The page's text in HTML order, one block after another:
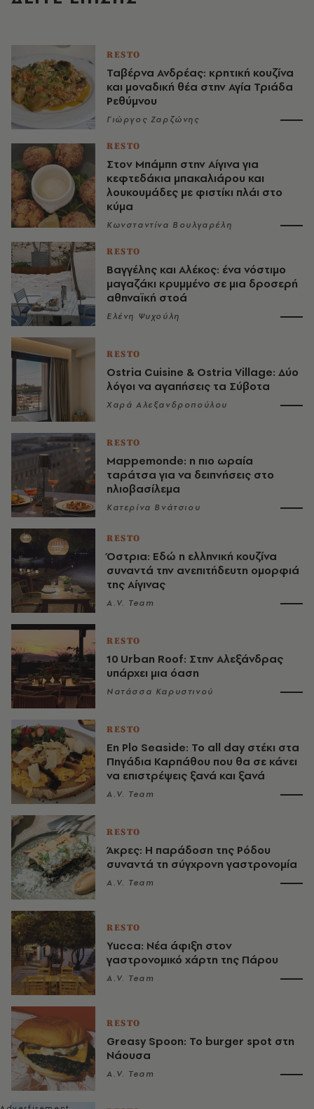
RESTO
Ταβέρνα Ανδρέας: κρητική κουζίνα
και μοναδική θέα στην Αγία Τριάδα
Ρεθύμνου
Γιώργος Ζαρζώνης
RESTO
Στον Μπάμπη στην Αίγινα για
κεφτεδάκια μπακαλιάρου και
λουκουμάδες με φιστίκι πλάι στο
κύμα
Κωνσταντίνα Βουλγαρέλη
RESTO
Βαγγέλης και Αλέκος: ένα νόστιμο
μαγαζάκι κρυμμένο σε μια δροσερή
αθηναϊκή στοά
Ελένη Ψυχούλη
RESTO
Ostria Cuisine & Ostria Village: Δύο
λόγοι να αγαπήσεις τα Σύβοτα
Χαρά Αλεξανδροπούλου
RESTO
Mappemonde: η πιο ωραία
ταράτσα για να δειπνήσεις στο
ηλιοβασίλεμα
Κατερίνα Βνάτσιου
RESTO
Όστρια: Εδώ η ελληνική κουζίνα
συναντά την ανεπιτήδευτη ομορφιά
της Αίγινας
A.V. Team
RESTO
10 Urban Roof: Στην Αλεξάνδρας
υπάρχει μια όαση
Νατάσσα Καρυστινού
RESTO
En Plo Seaside: Το all day στέκι στα
Πηγάδια Καρπάθου που θα σε κάνει
να επιστρέψεις ξανά και ξανά
A.V. Team
RESTO
Άκρες: Η παράδοση της Ρόδου
συναντά τη σύγχρονη γαστρονομία
A.V. Team
RESTO
Yucca: Νέα άφιξη στον
γαστρονομικό χάρτη της Πάρου
A.V. Team
RESTO
Greasy Spoon: Το burger spot στη
Νάουσα
A.V. Team